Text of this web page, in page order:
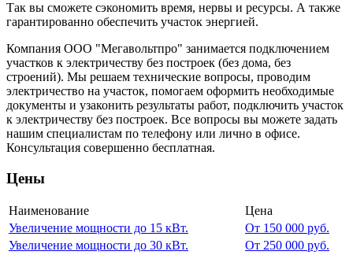
Так вы сможете сэкономить время, нервы и ресурсы. А также
гарантированно обеспечить участок энергией.
Компания ООО "Мегавольтпро" занимается подключением
участков к электричеству без построек (без дома, без
строений). Мы решаем технические вопросы, проводим
электричество на участок, помогаем оформить необходимые
документы и узаконить результаты работ, подключить участок
к электричеству без построек. Все вопросы вы можете задать
нашим специалистам по телефону или лично в офисе.
Консультация совершенно бесплатная.
Цены
Наименование
Цена
Увеличение мощности до 15 кВт.
От 150 000 руб.
Увеличение мощности до 30 кВт.
От 250 000 руб.